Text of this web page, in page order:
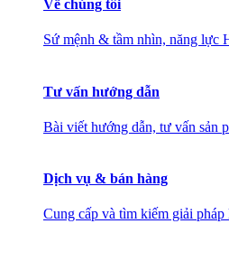
Về chúng tôi
Sứ mệnh & tầm nhìn, năng lực
Tư vấn hướng dẫn
Bài viết hướng dẫn, tư vấn sản
Dịch vụ & bán hàng
Cung cấp và tìm kiếm giải pháp